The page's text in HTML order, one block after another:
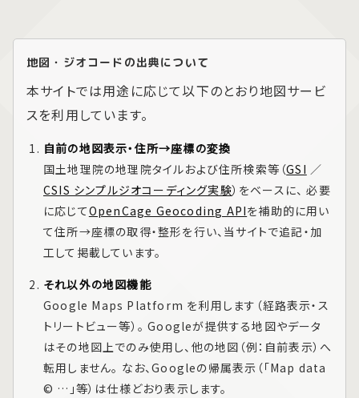
地図・ジオコードの出典について
本サイトでは用途に応じて以下のとおり地図サービ
スを利用しています。
自前の地図表示・住所→座標の変換
国土地理院の地理院タイルおよび住所検索等（GSI ／
CSIS シンプルジオコーディング実験）をベースに、 必要
に応じてOpenCage Geocoding APIを補助的に用い
て住所→座標の取得・整形を行い、当サイトで追記・加
工して掲載しています。
それ以外の地図機能
Google Maps Platform を利用します（経路表示・ス
トリートビュー等）。 Googleが提供する地図やデータ
はその地図上でのみ使用し、他の地図（例：自前表示）へ
転用しません。 なお、Googleの帰属表示（「Map data
© …」等）は仕様どおり表示します。